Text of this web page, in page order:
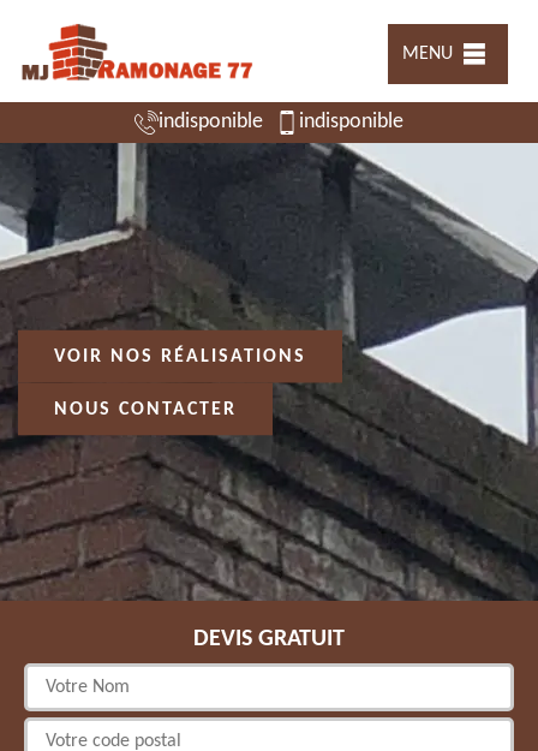
MENU
indisponible indisponible
VOIR NOS RÉALISATIONS
NOUS CONTACTER
DEVIS GRATUIT